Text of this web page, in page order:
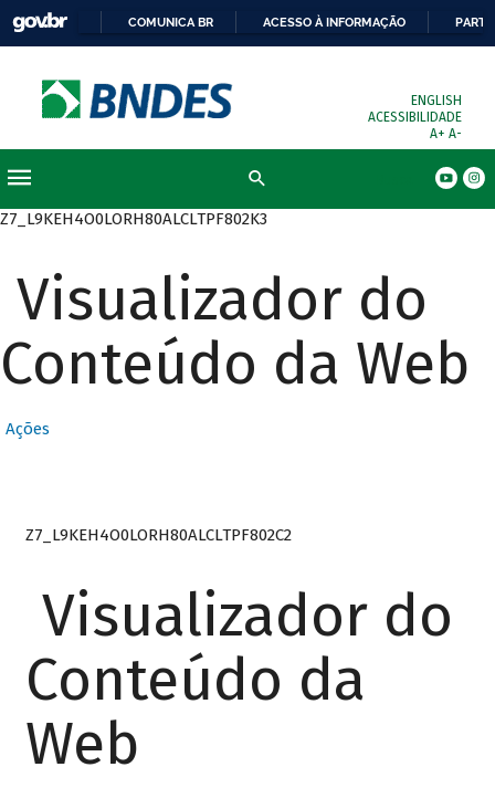
COMUNICA BR ACESSO À INFORMAÇÃO
ENGLISH
ACESSIBILIDADE
A+ A-
Z7_L9KEH4O0LORH80ALCLTPF802K3
Visualizador do
Conteúdo da Web
Ações
Z7_L9KEH4O0LORH80ALCLTPF802C2
Visualizador do
Conteúdo da
Web